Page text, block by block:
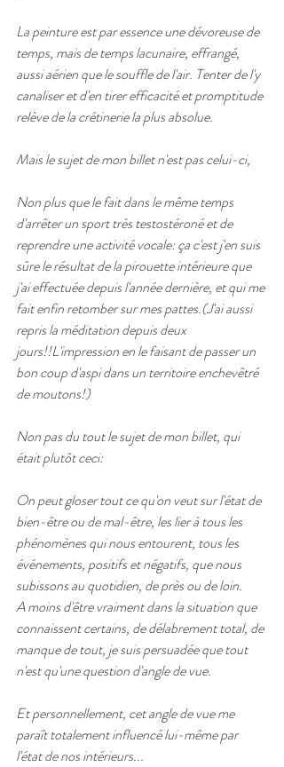
La peinture est par essence une dévoreuse de
temps, mais de temps lacunaire, effrangé,
aussi aérien que le souffle de l'air. Tenter de l'y
canaliser et d'en tirer efficacité et promptitude
relève de la crétinerie la plus absolue.
Mais le sujet de mon billet n'est pas celui-ci,
Non plus que le fait dans le même temps
d'arrêter un sport très testostéroné et de
reprendre une activité vocale: ça c'est j'en suis
sûre le résultat de la pirouette intérieure que
j'ai effectuée depuis l'année dernière, et qui me
fait enfin retomber sur mes pattes.(J'ai aussi
repris la méditation depuis deux
jours!!L'impression en le faisant de passer un
bon coup d'aspi dans un territoire enchevêtré
de moutons!)
Non pas du tout le sujet de mon billet, qui
était plutôt ceci:
On peut gloser tout ce qu'on veut sur l'état de
bien-être ou de mal-être, les lier à tous les
phénomènes qui nous entourent, tous les
événements, positifs et négatifs, que nous
subissons au quotidien, de près ou de loin.
A moins d'être vraiment dans la situation que
connaissent certains, de délabrement total, de
manque de tout, je suis persuadée que tout
n'est qu'une question d'angle de vue.
Et personnellement, cet angle de vue me
paraît totalement influencé lui-même par
l'état de nos intérieurs...